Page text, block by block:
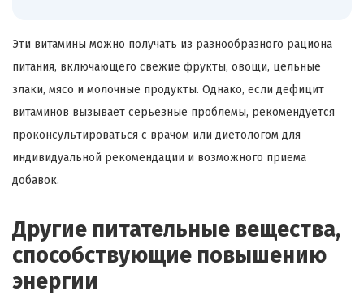
Эти витамины можно получать из разнообразного рациона
питания, включающего свежие фрукты, овощи, цельные
злаки, мясо и молочные продукты. Однако, если дефицит
витаминов вызывает серьезные проблемы, рекомендуется
проконсультироваться с врачом или диетологом для
индивидуальной рекомендации и возможного приема
добавок.
Другие питательные вещества,
способствующие повышению
энергии